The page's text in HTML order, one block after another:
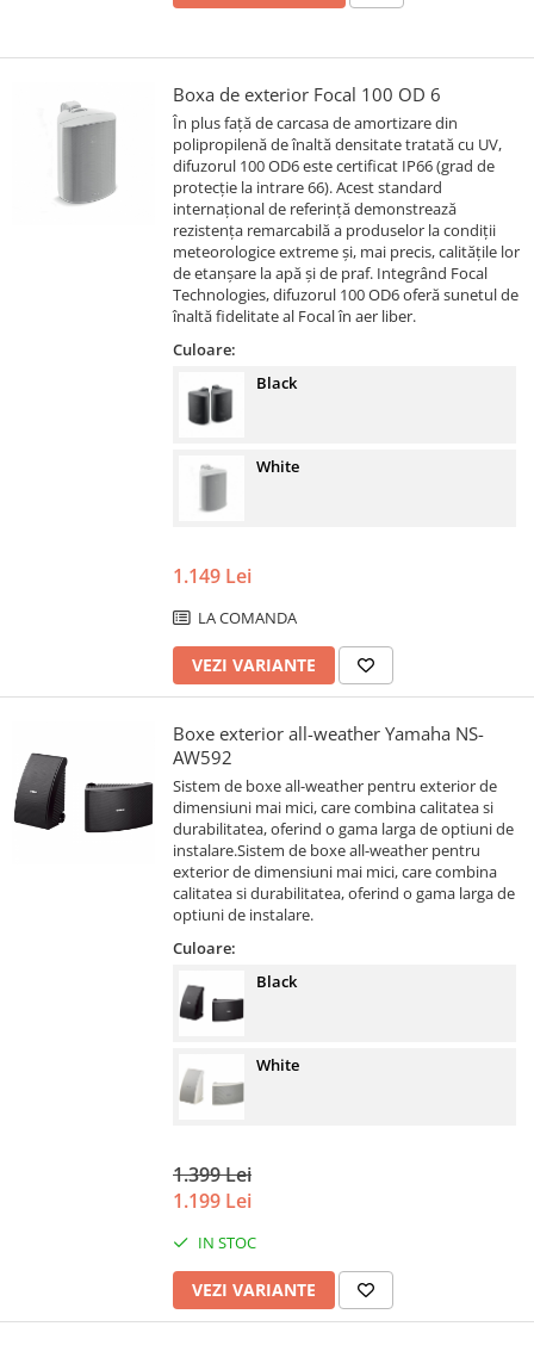
Boxa de exterior Focal 100 OD 6
În plus față de carcasa de amortizare din
polipropilenă de înaltă densitate tratată cu UV,
difuzorul 100 OD6 este certificat IP66 (grad de
protecție la intrare 66). Acest standard
internațional de referință demonstrează
rezistența remarcabilă a produselor la condiții
meteorologice extreme și, mai precis, calitățile lor
de etanșare la apă și de praf. Integrând Focal
Technologies, difuzorul 100 OD6 oferă sunetul de
înaltă fidelitate al Focal în aer liber.
Culoare:
Black
White
1.149 Lei
LA COMANDA
VEZI VARIANTE
Boxe exterior all-weather Yamaha NS-
AW592
Sistem de boxe all-weather pentru exterior de
dimensiuni mai mici, care combina calitatea si
durabilitatea, oferind o gama larga de optiuni de
instalare.Sistem de boxe all-weather pentru
exterior de dimensiuni mai mici, care combina
calitatea si durabilitatea, oferind o gama larga de
optiuni de instalare.
Culoare:
Black
White
1.399 Lei
1.199 Lei
IN STOC
VEZI VARIANTE